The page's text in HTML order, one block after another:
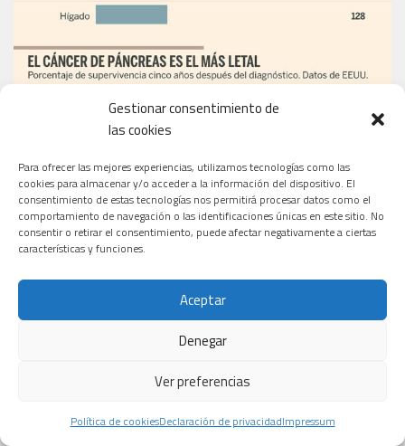
Gestionar consentimiento de
las cookies
Para ofrecer las mejores experiencias, utilizamos tecnologías como las
cookies para almacenar y/o acceder a la información del dispositivo. El
consentimiento de estas tecnologías nos permitirá procesar datos como el
comportamiento de navegación o las identificaciones únicas en este sitio. No
consentir o retirar el consentimiento, puede afectar negativamente a ciertas
características y funciones.
Aceptar
Denegar
Ver preferencias
Política de cookiesDeclaración de privacidadImpressum